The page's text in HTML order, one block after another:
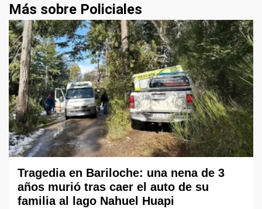
Más sobre Policiales
Tragedia en Bariloche: una nena de 3
años murió tras caer el auto de su
familia al lago Nahuel Huapi